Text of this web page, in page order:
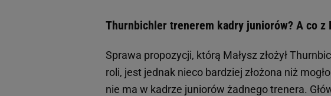
Thurnbichler trenerem kadry juniorów? A co z
Sprawa propozycji, którą Małysz złożył
roli, jest jednak nieco bardziej złożona niż
nie ma w kadrze juniorów żadnego trenera.